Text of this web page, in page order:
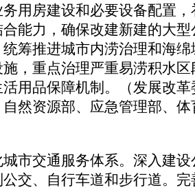
用房建设和必要设备配置
能力，确保改建新建的大
筹推进城市内涝治理和海
，重点治理严重易涝积水
用品保障机制。（发展改
然资源部、应急管理部、
交通服务体系。深入建设
交、自行车道和步行道。